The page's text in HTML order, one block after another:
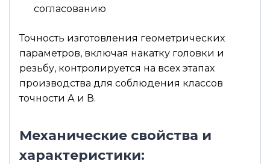
согласованию
Точность изготовления геометрических
параметров, включая накатку головки и
резьбу, контролируется на всех этапах
производства для соблюдения классов
точности А и В.
Механические свойства и
характеристики: